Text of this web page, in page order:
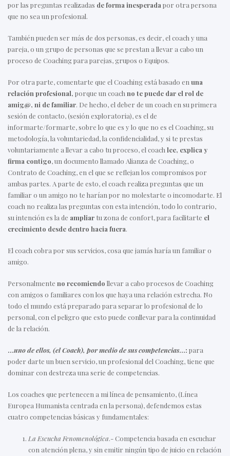
por las preguntas realizadas de forma inesperada por otra persona
que no sea un profesional.
También pueden ser más de dos personas, es decir, el coach y una
pareja, o un grupo de personas que se prestan a llevar a cabo un
proceso de Coaching para parejas, grupos o Equipos.
Por otra parte, comentarte que el Coaching está basado en una
relación profesional, porque un coach no te puede dar el rol de
amig@, ni de familiar. De hecho, el deber de un coach en su primera
sesión de contacto, (sesión exploratoria), es el de
informarte/formarte, sobre lo que es y lo que no es el Coaching, su
metodología, la voluntariedad, la confidencialidad, y si te prestas
voluntariamente a llevar a cabo tu proceso, el coach lee, explica y
firma contigo, un documento llamado Alianza de Coaching, o
Contrato de Coaching, en el que se reflejan los compromisos por
ambas partes. A parte de esto, el coach realiza preguntas que un
familiar o un amigo no te harían por no molestarte o incomodarte. El
coach no realiza las preguntas con esta intención, todo lo contrario,
su intención es la de ampliar tu zona de confort, para facilitarte el
crecimiento desde dentro hacia fuera.
El coach cobra por sus servicios, cosa que jamás haría un familiar o
amigo.
Personalmente no recomiendo llevar a cabo procesos de Coaching
con amigos o familiares con los que haya una relación estrecha. No
todo el mundo está preparado para separar lo profesional de lo
personal, con el peligro que esto puede conllevar para la continuidad
de la relación.
…uno de ellos, (el Coach), por medio de sus competencias…: para
poder darte un buen servicio, un profesional del Coaching, tiene que
dominar con destreza una serie de competencias.
Los coaches que pertenecen a mi línea de pensamiento, (Línea
Europea Humanista centrada en la persona), defendemos estas
cuatro competencias básicas y fundamentales:
La Escucha Fenomenológica.- Competencia basada en escuchar
con atención plena, y sin emitir ningún tipo de juicio en relación